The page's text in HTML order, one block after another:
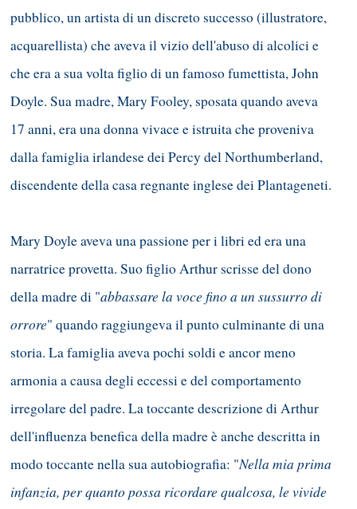
pubblico, un artista di un discreto successo (illustratore,
acquarellista) che aveva il vizio dell'abuso di alcolici e
che era a sua volta figlio di un famoso fumettista, John
Doyle. Sua madre, Mary Fooley, sposata quando aveva
17 anni, era una donna vivace e istruita che proveniva
dalla famiglia irlandese dei Percy del Northumberland,
discendente della casa regnante inglese dei Plantageneti.
Mary Doyle aveva una passione per i libri ed era una
narratrice provetta. Suo figlio Arthur scrisse del dono
della madre di "abbassare la voce fino a un sussurro di
orrore" quando raggiungeva il punto culminante di una
storia. La famiglia aveva pochi soldi e ancor meno
armonia a causa degli eccessi e del comportamento
irregolare del padre. La toccante descrizione di Arthur
dell'influenza benefica della madre è anche descritta in
modo toccante nella sua autobiografia: "Nella mia prima
infanzia, per quanto possa ricordare qualcosa, le vivide